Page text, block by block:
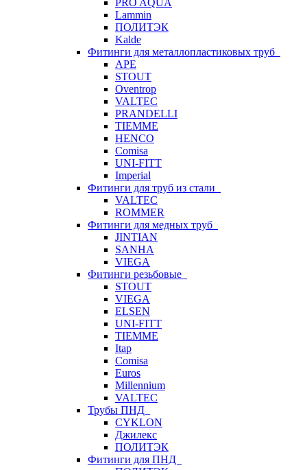
PRO AQUA
Lammin
ПОЛИТЭК
Kalde
Фитинги для металлопластиковых труб
APE
STOUT
Oventrop
VALTEC
PRANDELLI
TIEMME
HENCO
Comisa
UNI-FITT
Imperial
Фитинги для труб из стали
VALTEC
ROMMER
Фитинги для медных труб
JINTIAN
SANHA
VIEGA
Фитинги резьбовые
STOUT
VIEGA
ELSEN
UNI-FITT
TIEMME
Itap
Comisa
Euros
Millennium
VALTEC
Трубы ПНД
CYKLON
Джилекс
ПОЛИТЭК
Фитинги для ПНД